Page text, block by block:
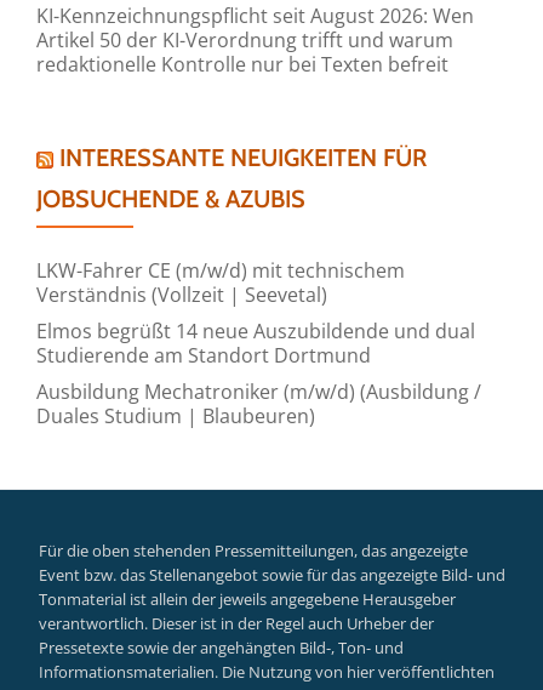
KI-Kennzeichnungspflicht seit August 2026: Wen
Artikel 50 der KI-Verordnung trifft und warum
redaktionelle Kontrolle nur bei Texten befreit
INTERESSANTE NEUIGKEITEN FÜR
JOBSUCHENDE & AZUBIS
LKW-Fahrer CE (m/w/d) mit technischem
Verständnis (Vollzeit | Seevetal)
Elmos begrüßt 14 neue Auszubildende und dual
Studierende am Standort Dortmund
Ausbildung Mechatroniker (m/w/d) (Ausbildung /
Duales Studium | Blaubeuren)
Für die oben stehenden Pressemitteilungen, das angezeigte
Event bzw. das Stellenangebot sowie für das angezeigte Bild- und
Tonmaterial ist allein der jeweils angegebene Herausgeber
verantwortlich. Dieser ist in der Regel auch Urheber der
Pressetexte sowie der angehängten Bild-, Ton- und
Informationsmaterialien. Die Nutzung von hier veröffentlichten